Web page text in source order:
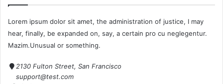
Lorem ipsum dolor sit amet, the administration of justice, I may
hear, finally, be expanded on, say, a certain pro cu neglegentur.
Mazim.Unusual or something.
2130 Fulton Street, San Francisco
support@test.com